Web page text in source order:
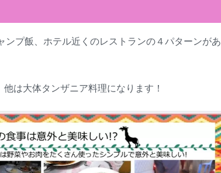
プ飯、ホテル近くのレストランの４パターンがあ
は大体タンザニア料理になります！